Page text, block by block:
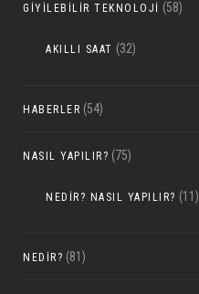
GIYILEBILIR TEKNOLOJI (58)
AKILLI SAAT (32)
HABERLER (54)
NASIL YAPILIR? (75)
NEDIR? NASIL YAPILIR? (11)
NEDIR? (81)